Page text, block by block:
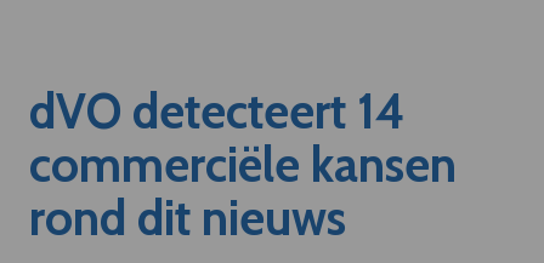
dVO detecteert 14
commerciële kansen
rond dit nieuws